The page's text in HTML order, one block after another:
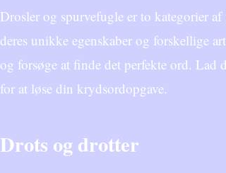
Drosler og spurvefugle er to kategorier
deres unikke egenskaber og forskellige
og forsøge at finde det perfekte ord. Lad
for at løse din krydsordopgave.
Drots og drotter